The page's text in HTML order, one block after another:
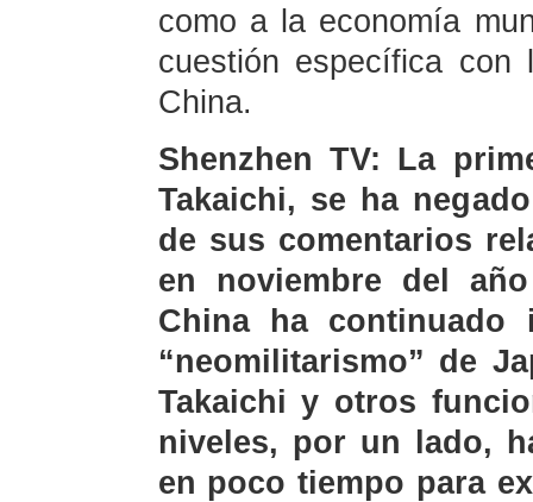
como a la economía
cuestión específica con
China.
Shenzhen TV: La
Takaichi, se ha
de sus comentarios
en noviembre del
China ha continuado
“neomilitarismo” de
Takaichi y otros
niveles, por un lado,
en poco tiempo para